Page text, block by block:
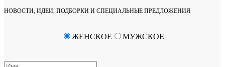
НОВОСТИ, ИДЕИ, ПОДБОРКИ И СПЕЦИАЛЬНЫЕ ПРЕДЛОЖЕНИЯ
ЖЕНСКОЕ МУЖСКОЕ